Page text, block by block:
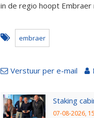
in de regio hoopt
embraer
Verstuur per e-mail
Staking
07-08-2026,